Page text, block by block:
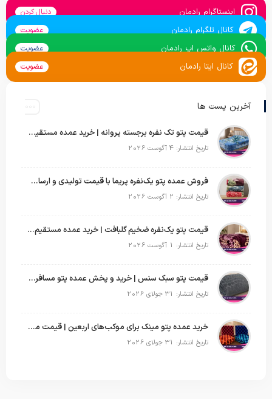
اینستاگرام رادمان دنبال کردن
کانال تلگرام رادمان عضویت
کانال واتس اپ رادمان عضویت
کانال ایتا رادمان عضویت
آخرین پست ها
قیمت پتو تک نفره برجسته پروانه | خرید عمده مستقیم با بهترین قیمت بازار
تاریخ انتشار: 4 آگوست 2026
فروش عمده پتو یک‌نفره پریما با قیمت تولیدی و ارسال به سراسر کشور
تاریخ انتشار: 2 آگوست 2026
قیمت پتو یک‌نفره ضخیم گلبافت | خرید عمده مستقیم با بهترین قیمت
تاریخ انتشار: 1 آگوست 2026
قیمت پتو سبک سنس | خرید و پخش عمده پتو مسافرتی Sense
تاریخ انتشار: 31 جولای 2026
خرید عمده پتو مینک برای موکب‌های اربعین | قیمت مناسب و ارسال سریع
تاریخ انتشار: 31 جولای 2026